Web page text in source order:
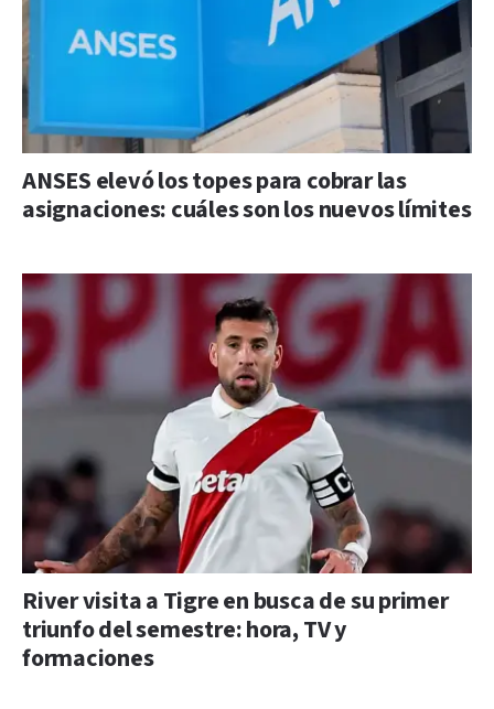
ANSES elevó los topes para cobrar las
asignaciones: cuáles son los nuevos límites
River visita a Tigre en busca de su primer
triunfo del semestre: hora, TV y
formaciones